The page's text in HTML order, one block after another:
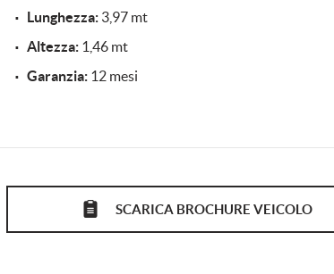
PER LA PREPARAZIONE E MESSA IN STRADA
PLAY!
Lunghezza: 3,97 mt
Altezza: 1,46 mt
Garanzia: 12 mesi
SCARICA BROCHURE VEICOLO